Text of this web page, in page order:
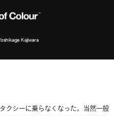
Kajiwara
クシーに乗らなくなった。当然一般